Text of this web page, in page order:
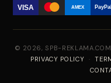
VISA AMEX PayPal
© 2026, SPB-REKLAMA.COM
PRIVACY POLICY ·